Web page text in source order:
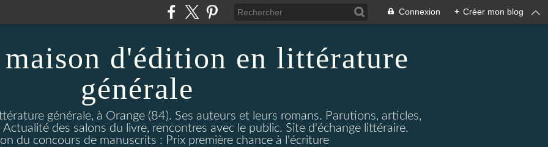
Connexion + Créer mon blog
d'édition en littérature
générale
générale, à Orange (84). Ses auteurs et leurs romans. Parutions, articles,
des salons du livre, rencontres avec le public. Site d'échange littéraire.
du concours de manuscrits : Prix première chance à l'écriture